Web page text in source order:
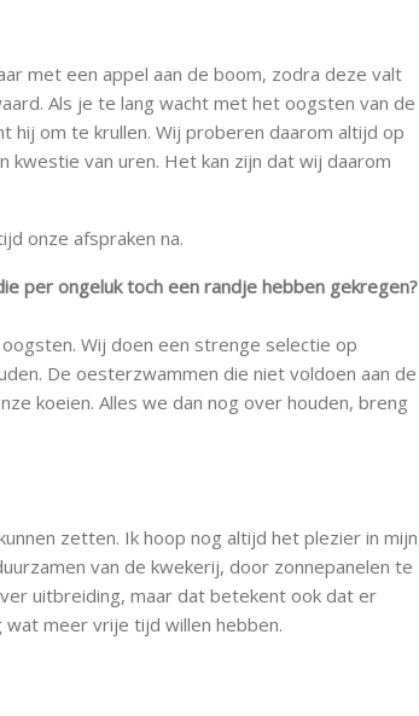
met een appel aan de boom, zodra deze valt
Als je te lang wacht met het oogsten van de
om te krullen. Wij proberen daarom altijd op
van uren. Het kan zijn dat wij daarom
onze afspraken na.
per ongeluk toch een randje hebben gekregen?
Wij doen een strenge selectie op
De oesterzwammen die niet voldoen aan de
koeien. Alles we dan nog over houden, breng
zetten. Ik hoop nog altijd het plezier in mijn
van de kwekerij, door zonnepanelen te
uitbreiding, maar dat betekent ook dat er
meer vrije tijd willen hebben.